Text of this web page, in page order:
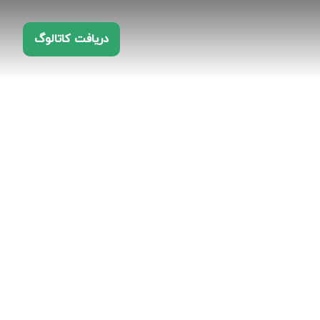
دریافت کاتالوگ